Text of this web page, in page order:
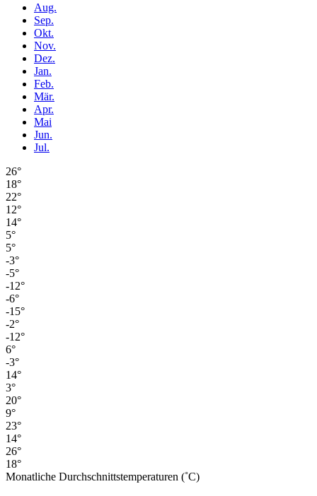
Aug.
Sep.
Okt.
Nov.
Dez.
Jan.
Feb.
Mär.
Apr.
Mai
Jun.
Jul.
26°
18°
22°
12°
14°
5°
5°
-3°
-5°
-12°
-6°
-15°
-2°
-12°
6°
-3°
14°
3°
20°
9°
23°
14°
26°
18°
Monatliche Durchschnittstemperaturen (˚C)